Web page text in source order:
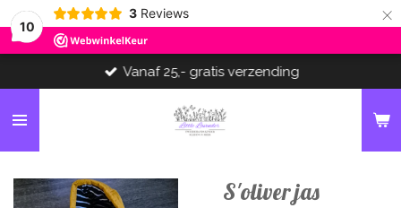
10
3 Reviews ×
Vanaf 25,- gratis verzending
S'oliver jas